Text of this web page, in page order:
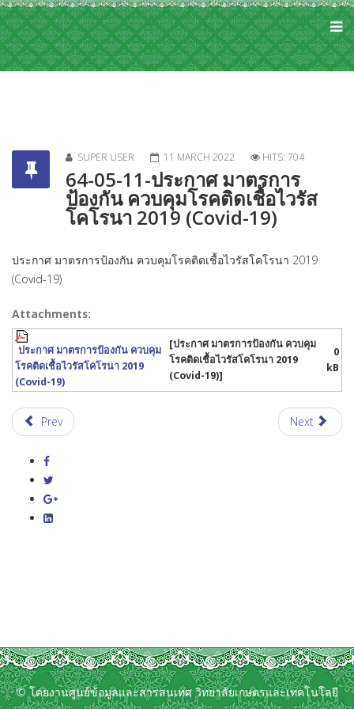
SUPER USER 11 MARCH 2022 HITS: 704
64-05-11-ประกาศ มาตรการ
ป้องกัน ควบคุมโรคติดเชื้อไวรัส
โคโรนา 2019 (Covid-19)
ประกาศ มาตรการป้องกัน ควบคุมโรคติดเชื้อไวรัสโคโรนา 2019
(Covid-19)
Attachments:
ประกาศ มาตรการป้องกัน ควบคุม
โรคติดเชื้อไวรัสโคโรนา 2019
(Covid-19)
[ประกาศ มาตรการป้องกัน ควบคุม
โรคติดเชื้อไวรัสโคโรนา 2019
(Covid-19)]
0
kB
Prev Next
© โดยงานศูนย์ข้อมูลและสารสนเทศ วิทยาลัยเกษตรและเทคโนโลยี